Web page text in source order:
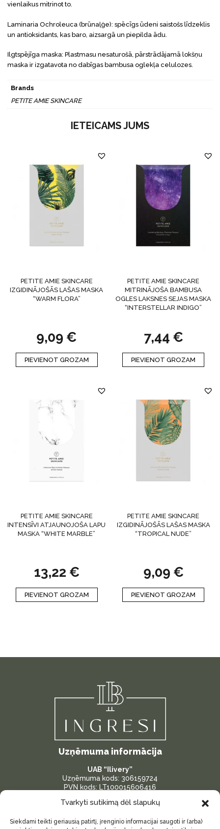
Tvarkyti sutikimą dėl slapukų
Siekdami teikti geriausią patirtį, įrenginio informacijai saugoti ir (arba)
vienlaikus mitrinot to.
Laminaria Ochroleuca (brūnaļģe): spēcīgs ūdeni saistošs līdzeklis
un antioksidants, kas baro, aizsargā un piepilda ādu.
Ilgtspējīga maska: Plastmasu nesaturošā, pārstrādājamā lokšņu
maska ir izgatavota no dabīgas bambusa oglekļa celulozes.
Brands
PETITE AMIE SKINCARE
IETEICAMS JUMS
PETITE AMIE SKINCARE
IZGIDINĀJOŠĀS LAŠAS MASKA
“WARM FLORA”
9,09 €
PIEVIENOT GROZAM
PETITE AMIE SKINCARE
MITRINĀJOŠA BAMBUSA
OGLES LAKSNES SEJAS MASKA
“INTERSTELLAR INDIGO”
7,44 €
PIEVIENOT GROZAM
PETITE AMIE SKINCARE
INTENSĪVI ATJAUNOJOŠA LAPU
MASKA “WHITE MARBLE”
13,22 €
PIEVIENOT GROZAM
PETITE AMIE SKINCARE
IZGIDINĀJOŠĀS LAŠAS MASKA
“TROPICAL NUDE”
9,09 €
PIEVIENOT GROZAM
Uzņēmuma informācija
UAB “Ilivery”
Uzņēmuma kods: 306159724
PVN kods: LT100015606416
Adrese: Žardininku iela 23, Klaipėda, Lietuva
Svarīgas saites